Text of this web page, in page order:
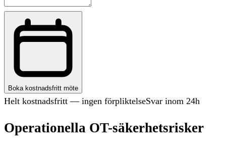
Boka kostnadsfritt möte
Helt kostnadsfritt — ingen förpliktelseSvar inom 24h
Operationella OT-säkerhetsrisker